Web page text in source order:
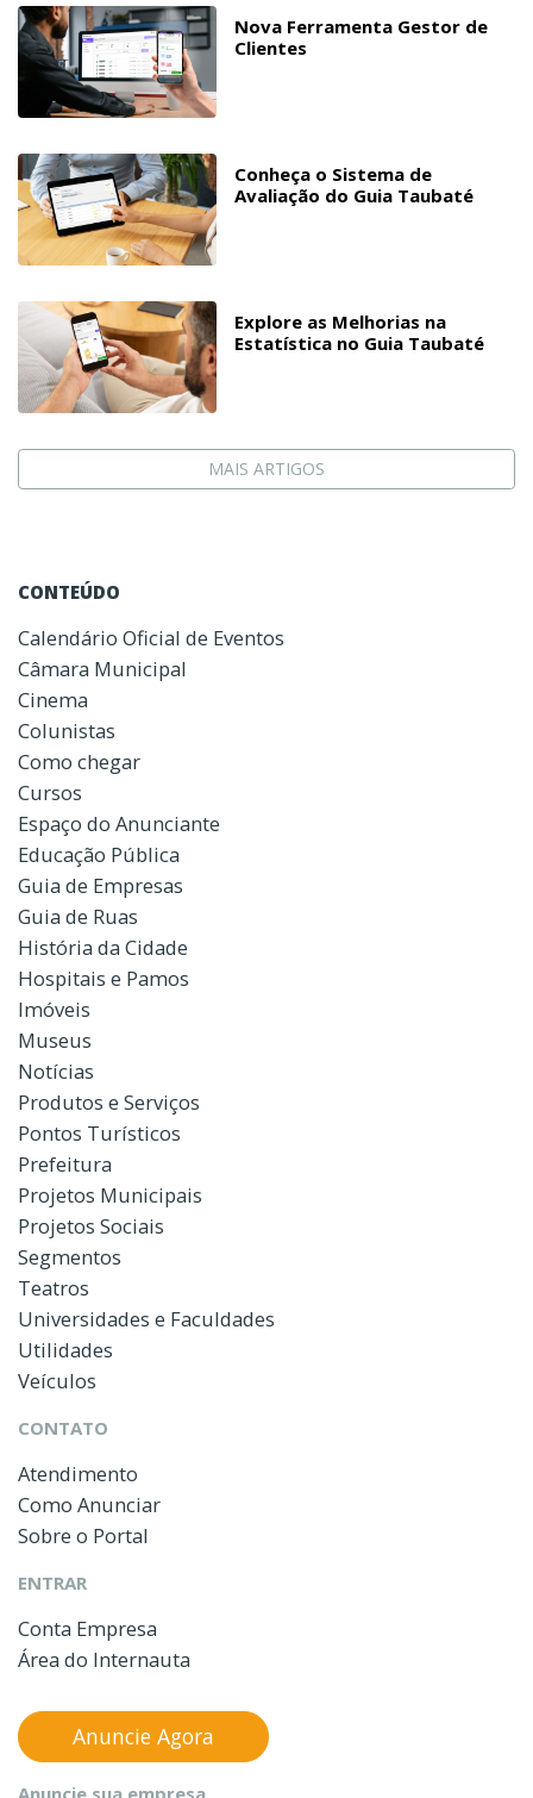
Nova Ferramenta Gestor de
Clientes
Conheça o Sistema de
Avaliação do Guia Taubaté
Explore as Melhorias na
Estatística no Guia Taubaté
MAIS ARTIGOS
CONTEÚDO
Calendário Oficial de Eventos
Câmara Municipal
Cinema
Colunistas
Como chegar
Cursos
Espaço do Anunciante
Educação Pública
Guia de Empresas
Guia de Ruas
História da Cidade
Hospitais e Pamos
Imóveis
Museus
Notícias
Produtos e Serviços
Pontos Turísticos
Prefeitura
Projetos Municipais
Projetos Sociais
Segmentos
Teatros
Universidades e Faculdades
Utilidades
Veículos
CONTATO
Atendimento
Como Anunciar
Sobre o Portal
ENTRAR
Conta Empresa
Área do Internauta
Anuncie sua empresa
Anuncie Agora